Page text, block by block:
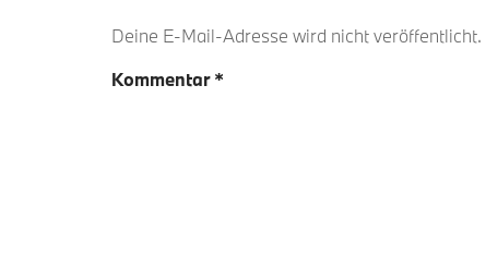
Deine E-Mail-Adresse wird nicht veröffentlicht.
Kommentar*